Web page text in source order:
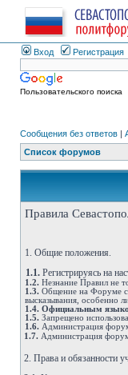
Вход Регистрация
Пользовательского поиска
Сообщения без ответов |
Список форумов
Правила
1. Общие положения.
1.1. Регистрируясь на
1.2. Незнание Правил не
1.3. Общение на Форуме
высказывания, особенно
1.4. Официальным
1.5. Запрещено
1.6. Администрация
1.7. Администрация
2. Права и обязанности